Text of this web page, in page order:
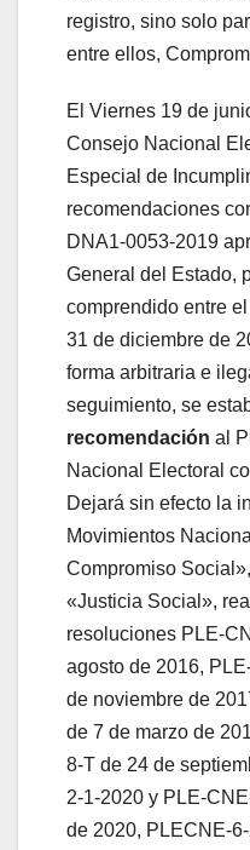
registro, sino solo
entre ellos,
El Viernes 19 de
Consejo Nacional
Especial de
recomendaciones
DNA1-0053-2019
General del Estado,
comprendido entre
31 de diciembre de
forma arbitraria e
seguimiento, se
recomendación al
Nacional Electoral
Dejará sin efecto la
Movimientos
Compromiso
«Justicia Social»,
resoluciones PLE-
agosto de 2016,
de noviembre de
de 7 de marzo de
8-T de 24 de
2-1-2020 y PLE-
de 2020, PLECNE-